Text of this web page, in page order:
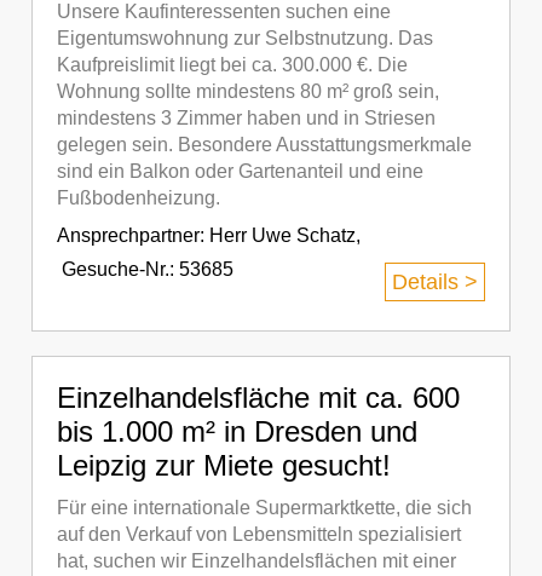
Unsere Kaufinteressenten suchen eine
Eigentumswohnung zur Selbstnutzung. Das
Kaufpreislimit liegt bei ca. 300.000 €. Die
Wohnung sollte mindestens 80 m² groß sein,
mindestens 3 Zimmer haben und in Striesen
gelegen sein. Besondere Ausstattungsmerkmale
sind ein Balkon oder Gartenanteil und eine
Fußbodenheizung.
Ansprechpartner: Herr Uwe Schatz,
Gesuche-Nr.: 53685
Details >
Einzelhandelsfläche mit ca. 600
bis 1.000 m² in Dresden und
Leipzig zur Miete gesucht!
Für eine internationale Supermarktkette, die sich
auf den Verkauf von Lebensmitteln spezialisiert
hat, suchen wir Einzelhandelsflächen mit einer